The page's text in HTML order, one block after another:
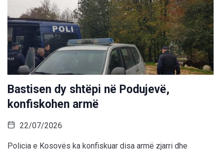
Bastisen dy shtëpi në Podujevë,
konfiskohen armë
22/07/2026
Policia e Kosovës ka konfiskuar disa armë zjarri dhe